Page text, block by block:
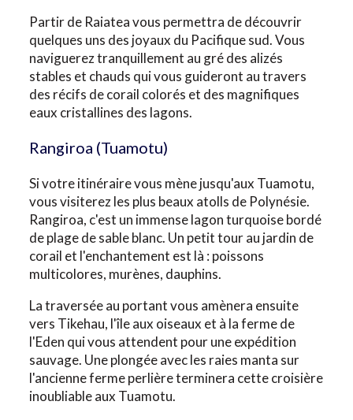
Partir de Raiatea vous permettra de découvrir
quelques uns des joyaux du Pacifique sud. Vous
naviguerez tranquillement au gré des alizés
stables et chauds qui vous guideront au travers
des récifs de corail colorés et des magnifiques
eaux cristallines des lagons.
Rangiroa (Tuamotu)
Si votre itinéraire vous mène jusqu'aux Tuamotu,
vous visiterez les plus beaux atolls de Polynésie.
Rangiroa, c'est un immense lagon turquoise bordé
de plage de sable blanc. Un petit tour au jardin de
corail et l'enchantement est là : poissons
multicolores, murènes, dauphins.
La traversée au portant vous amènera ensuite
vers Tikehau, l'île aux oiseaux et à la ferme de
l'Eden qui vous attendent pour une expédition
sauvage. Une plongée avec les raies manta sur
l'ancienne ferme perlière terminera cette croisière
inoubliable aux Tuamotu.